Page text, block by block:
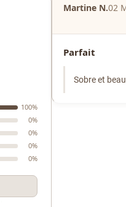
100%
0%
0%
0%
0%
Martine N.02
Parfait
Sobre et